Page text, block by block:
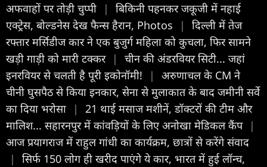
अफवाहों पर तोड़ी चुप्पी
|
बिकिनी पहनकर जकूजी में नहाई
एक्ट्रेस, बोल्डनेस देख फैन्स हैरान, Photos
|
दिल्ली में तेज
रफ्तार मर्सिडीज कार ने एक बुजुर्ग महिला को कुचला, फिर सामने
खड़ी गाड़ी को मारी टक्कर |
चीन की अंडरवियर सिटी... जहां
इनरवियर से चलती है पूरी इकोनॉमी!
|
अरुणाचल के CM ने
चीनी घुसपैठ से किया इनकार, सेना से मुलाकात के बाद जमीनी सर्वे
का दिया भरोसा
|
21 थाई मसाज मशीनें, डॉक्टरों की टीम और
मालिश... सहारनपुर में कांवड़ियों के लिए अनोखा मेडिकल कैंप |
आज प्रयागराज में राहुल गांधी का कार्यक्रम, छात्रों से करेंगे संवाद
|
सिर्फ 150 लोग ही खरीद पाएंगे ये कार, भारत में हुई लॉन्च,